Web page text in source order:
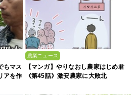
もマス
アを作
農業ニュース
【マンガ】やりなおし農家はじめ君
《第45話》激安農家に大敗北